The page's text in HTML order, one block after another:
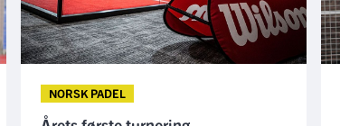
NORSK PADEL